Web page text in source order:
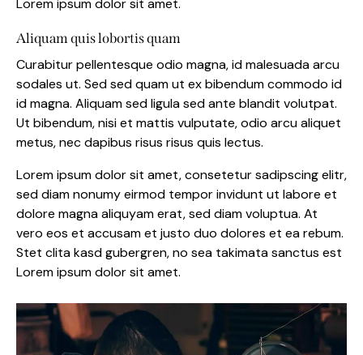
Lorem ipsum dolor sit amet.
Aliquam quis lobortis quam
Curabitur pellentesque odio magna, id malesuada arcu
sodales ut. Sed sed quam ut ex bibendum commodo id
id magna. Aliquam sed ligula sed ante blandit volutpat.
Ut bibendum, nisi et mattis vulputate, odio arcu aliquet
metus, nec dapibus risus risus quis lectus.
Lorem ipsum dolor sit amet, consetetur sadipscing elitr,
sed diam nonumy eirmod tempor invidunt ut labore et
dolore magna aliquyam erat, sed diam voluptua. At
vero eos et accusam et justo duo dolores et ea rebum.
Stet clita kasd gubergren, no sea takimata sanctus est
Lorem ipsum dolor sit amet.